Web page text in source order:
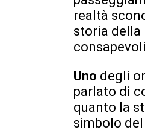
realtà
storia della
Uno degli
parlato di
quanto la
simbolo